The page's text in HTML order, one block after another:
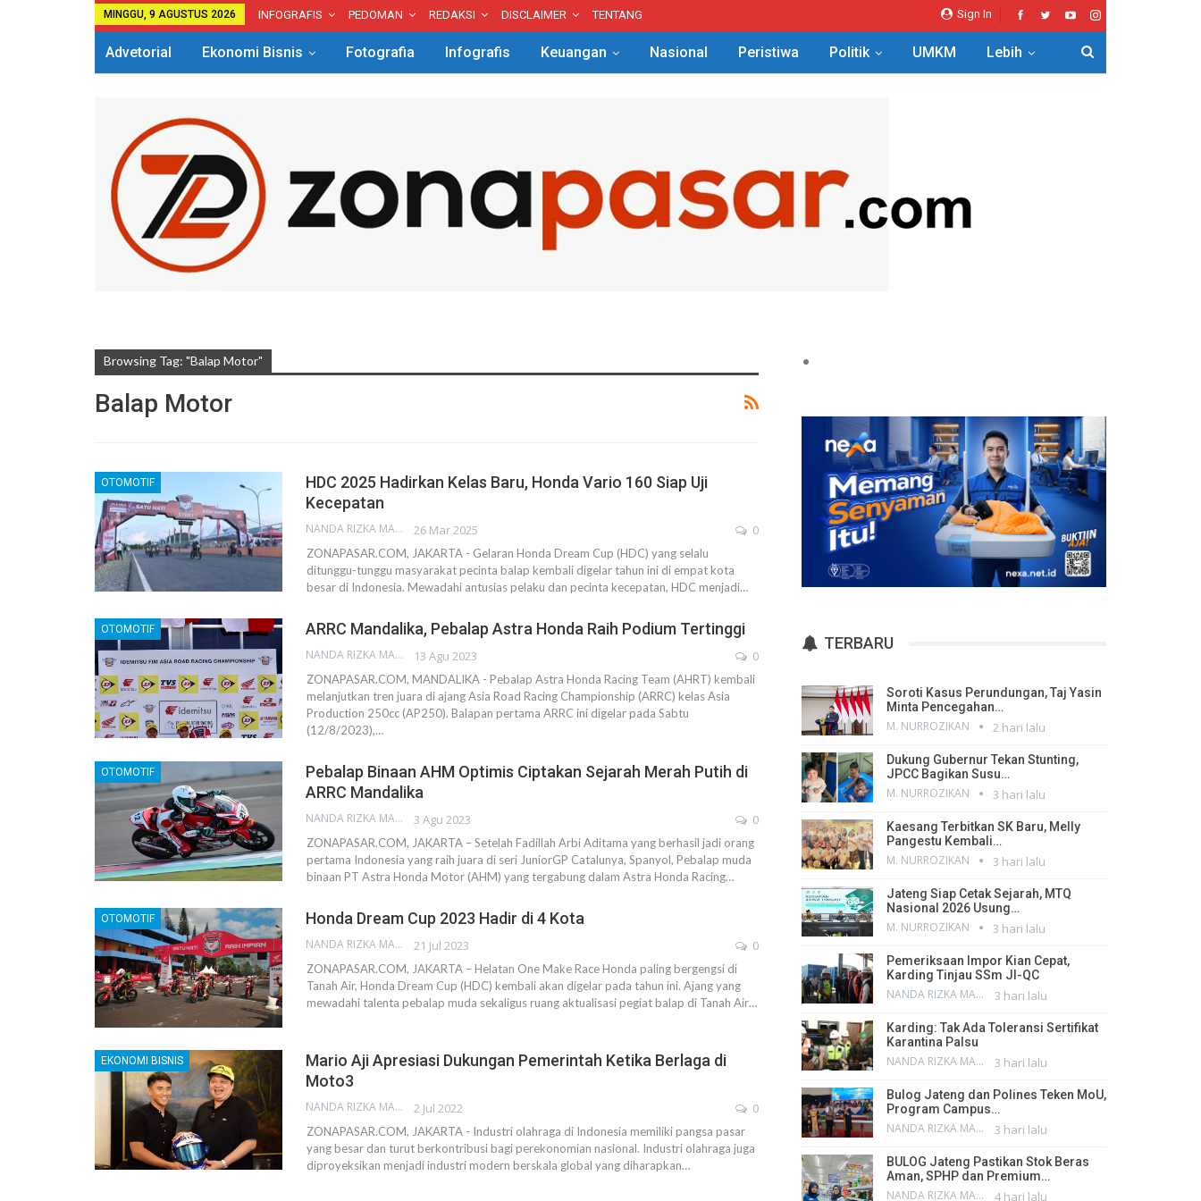
Sign In
MINGGU, 9 AGUSTUS 2026 INFOGRAFIS PEDOMAN REDAKSI DISCLAIMER TENTANG
Advetorial Ekonomi Bisnis Fotografia Infografis Keuangan Nasional Peristiwa Politik UMKM Lebih
Browsing Tag: "Balap Motor"
Balap Motor
OTOMOTIF
HDC 2025 Hadirkan Kelas Baru, Honda Vario 160 Siap Uji
Kecepatan
NANDA RIZKA MAHENDRA 26 Mar 2025 0
ZONAPASAR.COM, JAKARTA - Gelaran Honda Dream Cup (HDC) yang selalu
ditunggu-tunggu masyarakat pecinta balap kembali digelar tahun ini di empat kota
besar di Indonesia. Mewadahi antusias pelaku dan pecinta kecepatan, HDC menjadi…
OTOMOTIF ARRC Mandalika, Pebalap Astra Honda Raih Podium Tertinggi
NANDA RIZKA MAHENDRA 13 Agu 2023 0
ZONAPASAR.COM, MANDALIKA - Pebalap Astra Honda Racing Team (AHRT) kembali
melanjutkan tren juara di ajang Asia Road Racing Championship (ARRC) kelas Asia
Production 250cc (AP250). Balapan pertama ARRC ini digelar pada Sabtu
(12/8/2023),…
OTOMOTIF
Pebalap Binaan AHM Optimis Ciptakan Sejarah Merah Putih di
ARRC Mandalika
NANDA RIZKA MAHENDRA 3 Agu 2023 0
ZONAPASAR.COM, JAKARTA – Setelah Fadillah Arbi Aditama yang berhasil jadi orang
pertama Indonesia yang raih juara di seri JuniorGP Catalunya, Spanyol, Pebalap muda
binaan PT Astra Honda Motor (AHM) yang tergabung dalam Astra Honda Racing…
OTOMOTIF Honda Dream Cup 2023 Hadir di 4 Kota
NANDA RIZKA MAHENDRA 21 Jul 2023 0
ZONAPASAR.COM, JAKARTA – Helatan One Make Race Honda paling bergengsi di
Tanah Air, Honda Dream Cup (HDC) kembali akan digelar pada tahun ini. Ajang yang
mewadahi talenta pebalap muda sekaligus ruang aktualisasi pegiat balap di Tanah Air…
EKONOMI BISNIS
Mario Aji Apresiasi Dukungan Pemerintah Ketika Berlaga di
Moto3
NANDA RIZKA MAHENDRA 2 Jul 2022 0
ZONAPASAR.COM, JAKARTA - Industri olahraga di Indonesia memiliki pangsa pasar
yang besar dan turut berkontribusi bagi perekonomian nasional. Industri olahraga juga
diproyeksikan menjadi industri modern berskala global yang diharapkan…
TERBARU
Soroti Kasus Perundungan, Taj Yasin
Minta Pencegahan…
M. NURROZIKAN 2 hari lalu
Dukung Gubernur Tekan Stunting,
JPCC Bagikan Susu…
M. NURROZIKAN 3 hari lalu
Kaesang Terbitkan SK Baru, Melly
Pangestu Kembali…
M. NURROZIKAN 3 hari lalu
Jateng Siap Cetak Sejarah, MTQ
Nasional 2026 Usung…
M. NURROZIKAN 3 hari lalu
Pemeriksaan Impor Kian Cepat,
Karding Tinjau SSm JI-QC
NANDA RIZKA MAHENDRA 3 hari lalu
Karding: Tak Ada Toleransi Sertifikat
Karantina Palsu
NANDA RIZKA MAHENDRA 3 hari lalu
Bulog Jateng dan Polines Teken MoU,
Program Campus…
NANDA RIZKA MAHENDRA 3 hari lalu
BULOG Jateng Pastikan Stok Beras
Aman, SPHP dan Premium…
NANDA RIZKA MAHENDRA 4 hari lalu